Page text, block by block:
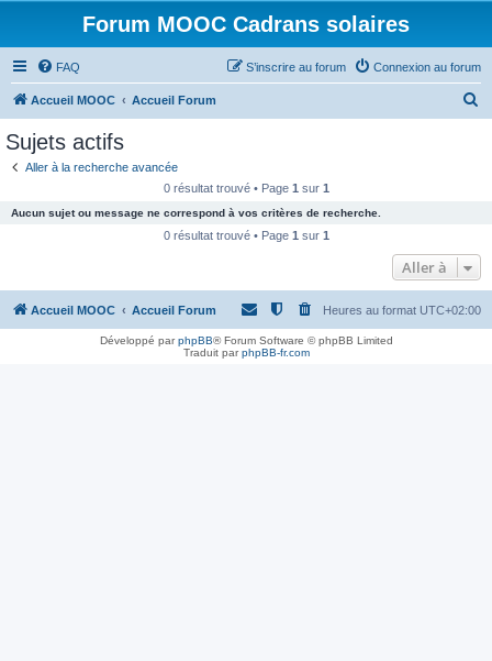
Forum MOOC Cadrans solaires
FAQ Connexion au forum
S’inscrire au forum
Accueil MOOC Accueil Forum
c
e
Sujets actifs
Aller à la recherche avancée
0 résultat trouvé • Page 1 sur 1
Aucun sujet ou message ne correspond à vos critères de recherche.
0 résultat trouvé • Page 1 sur 1
Aller à
Accueil MOOC Accueil Forum Heures au format UTC+02:00
Développé parphpBB® Forum Software © phpBB Limited
Traduit parphpBB-fr.com